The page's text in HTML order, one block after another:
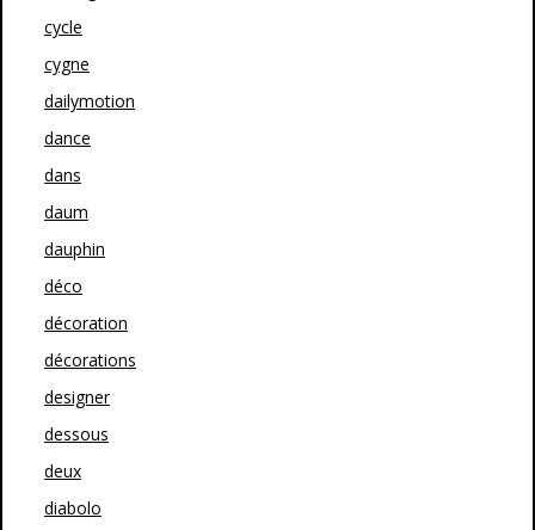
cycle
cygne
dailymotion
dance
dans
daum
dauphin
déco
décoration
décorations
designer
dessous
deux
diabolo